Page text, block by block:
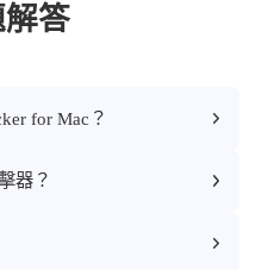
答
for Mac？
器？